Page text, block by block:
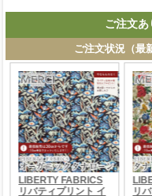
ご注文